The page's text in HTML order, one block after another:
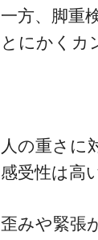
一方、脚重
とにかくカ
人の重さに
感受性は高
歪みや緊張